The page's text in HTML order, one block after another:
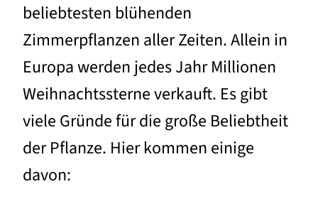
beliebtesten blühenden
Zimmerpflanzen aller Zeiten. Allein in
Europa werden jedes Jahr Millionen
Weihnachtssterne verkauft. Es gibt
viele Gründe für die große Beliebtheit
der Pflanze. Hier kommen einige
davon: